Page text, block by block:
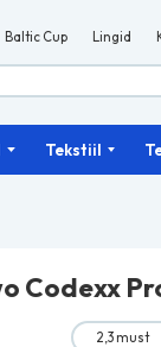
Baltic Cup Lingid
Tekstiil
Codexx